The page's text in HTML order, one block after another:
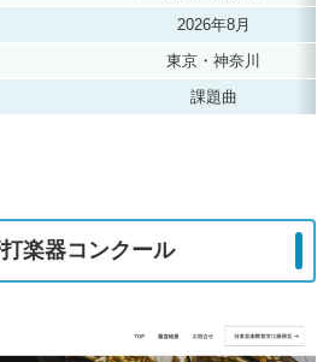
2026年8月
東京・神奈川
課題曲
楽器コンクール